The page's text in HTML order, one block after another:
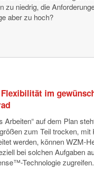
zu niedrig, die
aber zu hoch?
im
Arbeiten“ auf dem Plan
zum Teil trocken, mit
werden, können WZM-
bei solchen Aufgaben
Technologie zugreifen.